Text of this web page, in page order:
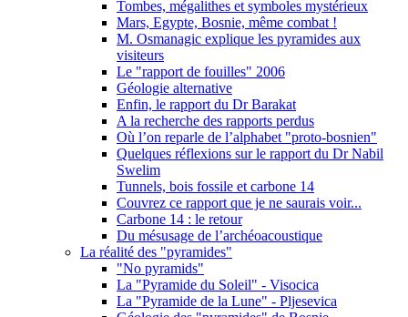
Tombes, mégalithes et symboles mystérieux
Mars, Egypte, Bosnie, même combat !
M. Osmanagic explique les pyramides aux
visiteurs
Le "rapport de fouilles" 2006
Géologie alternative
Enfin, le rapport du Dr Barakat
A la recherche des rapports perdus
Où l’on reparle de l’alphabet "proto-bosnien"
Quelques réflexions sur le rapport du Dr Nabil
Swelim
Tunnels, bois fossile et carbone 14
Couvrez ce rapport que je ne saurais voir...
Carbone 14 : le retour
Du mésusage de l’archéoacoustique
La réalité des "pyramides"
"No pyramids"
La "Pyramide du Soleil" - Visocica
La "Pyramide de la Lune" - Pljesevica